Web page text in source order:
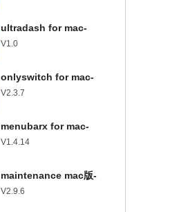
ultradash for mac-
ultradash mac版下载
V1.0
onlyswitch for mac-
onlyswitch mac版下载
V2.3.7
menubarx for mac-
menubarx mac版下载
V1.4.14
maintenance mac版-
maintenance for mac下
V2.9.6